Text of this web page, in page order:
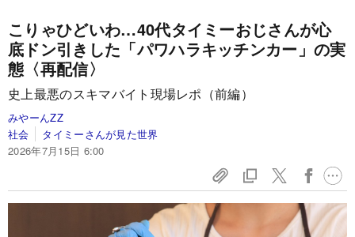
こりゃひどいわ…40代タイミーおじさんが心
底ドン引きした「パワハラキッチンカー」の実
態〈再配信〉
史上最悪のスキマバイト現場レポ（前編）
みやーんZZ
社会
タイミーさんが見た世界
2026年7月15日 6:00